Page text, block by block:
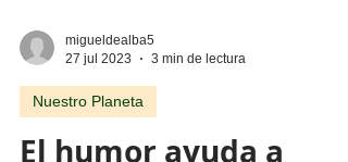
27 jul 2023
3 min de lectura